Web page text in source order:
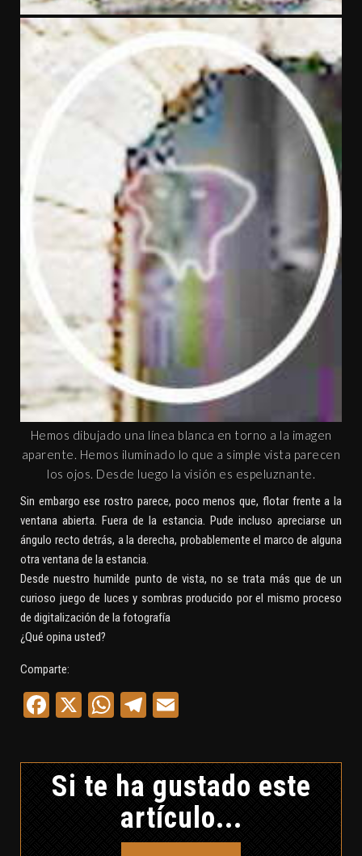
Hemos dibujado una línea blanca en torno a la imagen
aparente. Hemos iluminado lo que a simple vista parecen
los ojos. Desde luego la visión es espeluznante.
Sin embargo ese rostro parece, poco menos que, flotar frente a la
ventana abierta. Fuera de la estancia. Pude incluso apreciarse un
ángulo recto detrás, a la derecha, probablemente el marco de alguna
otra ventana de la estancia.
Desde nuestro humilde punto de vista, no se trata más que de un
curioso juego de luces y sombras producido por el mismo proceso
de digitalización de la fotografía
¿Qué opina usted?
Comparte:
Facebook
X WhatsApp
Telegram
Si te ha gustado este
artículo...